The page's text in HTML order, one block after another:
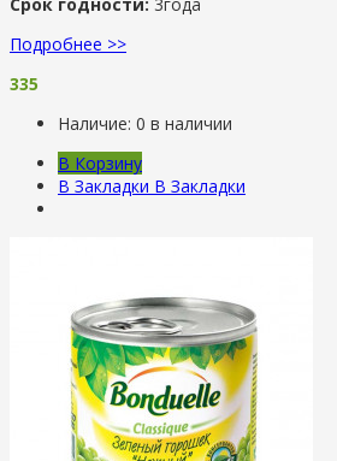
Подробнее >>
335
Наличие: 0 в наличии
В Корзину
В Закладки В Закладки